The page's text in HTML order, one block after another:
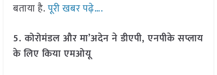
बताया है.पूरी खबर पढ़े….
5. कोरोमंडल और मा’अदेन ने डीएपी, एनपीके सप्लाय
के लिए किया एमओयू